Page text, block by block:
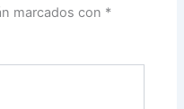
marcados con *